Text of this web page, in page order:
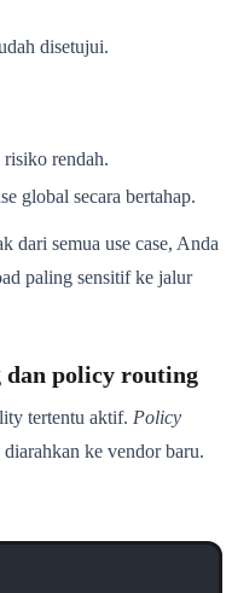
disetujui.
rendah.
global secara bertahap.
dari semua use case, Anda
paling sensitif ke jalur
dan policy routing
tertentu aktif. Policy
ke vendor baru.